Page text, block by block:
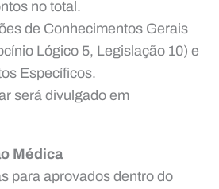
no total.
de Conhecimentos Gerais
Lógico 5, Legislação 10) e
Específicos.
será divulgado em
Médica
para aprovados dentro do